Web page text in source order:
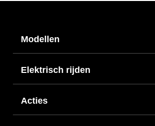
Modellen
Elektrisch rijden
Acties